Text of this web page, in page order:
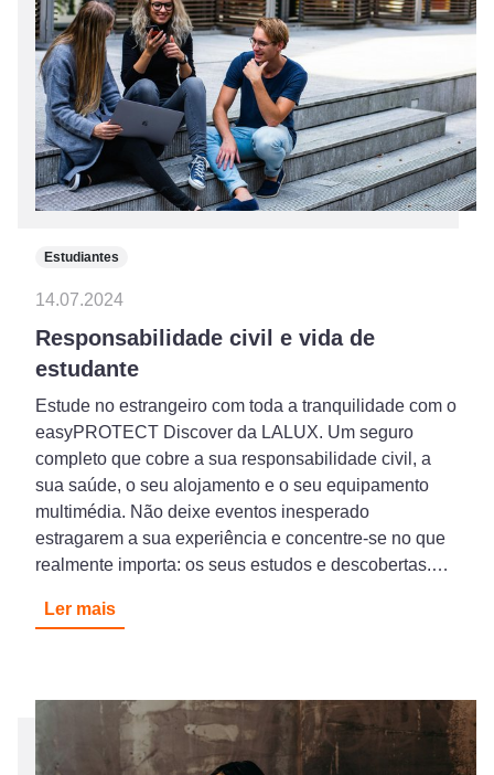
Estudiantes
14.07.2024
Responsabilidade civil e vida de
estudante
Estude no estrangeiro com toda a tranquilidade com o
easyPROTECT Discover da LALUX. Um seguro
completo que cobre a sua responsabilidade civil, a
sua saúde, o seu alojamento e o seu equipamento
multimédia. Não deixe eventos inesperado
estragarem a sua experiência e concentre-se no que
realmente importa: os seus estudos e descobertas.…
Ler mais